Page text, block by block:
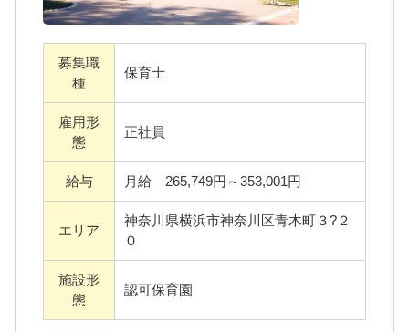
ように、ウィズブック保育園ではさまざまな
業務改善に取り組んでいます。
?先生たちがやらなくてもよいことのリスト化
による業務量削減
例えば、それまで先生たちが時間を取られて
いた壁面装飾をなくすことで、壁面に貼る飾
りの作成や季節ごとの張り替えにかかる時間
を削減。より必要な業務に集中できるように
なりました。
募集職
種
保育士
雇用形
態
正社員
給与 月給 265,749円～353,001円
エリア
神奈川県横浜市神奈川区青木町３?２
０
施設形
態
認可保育園